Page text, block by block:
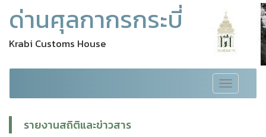
ด่านศุลกากรกระบี่
Krabi Customs House
Toggle
navigation
รายงานสถิติและข่าวสาร